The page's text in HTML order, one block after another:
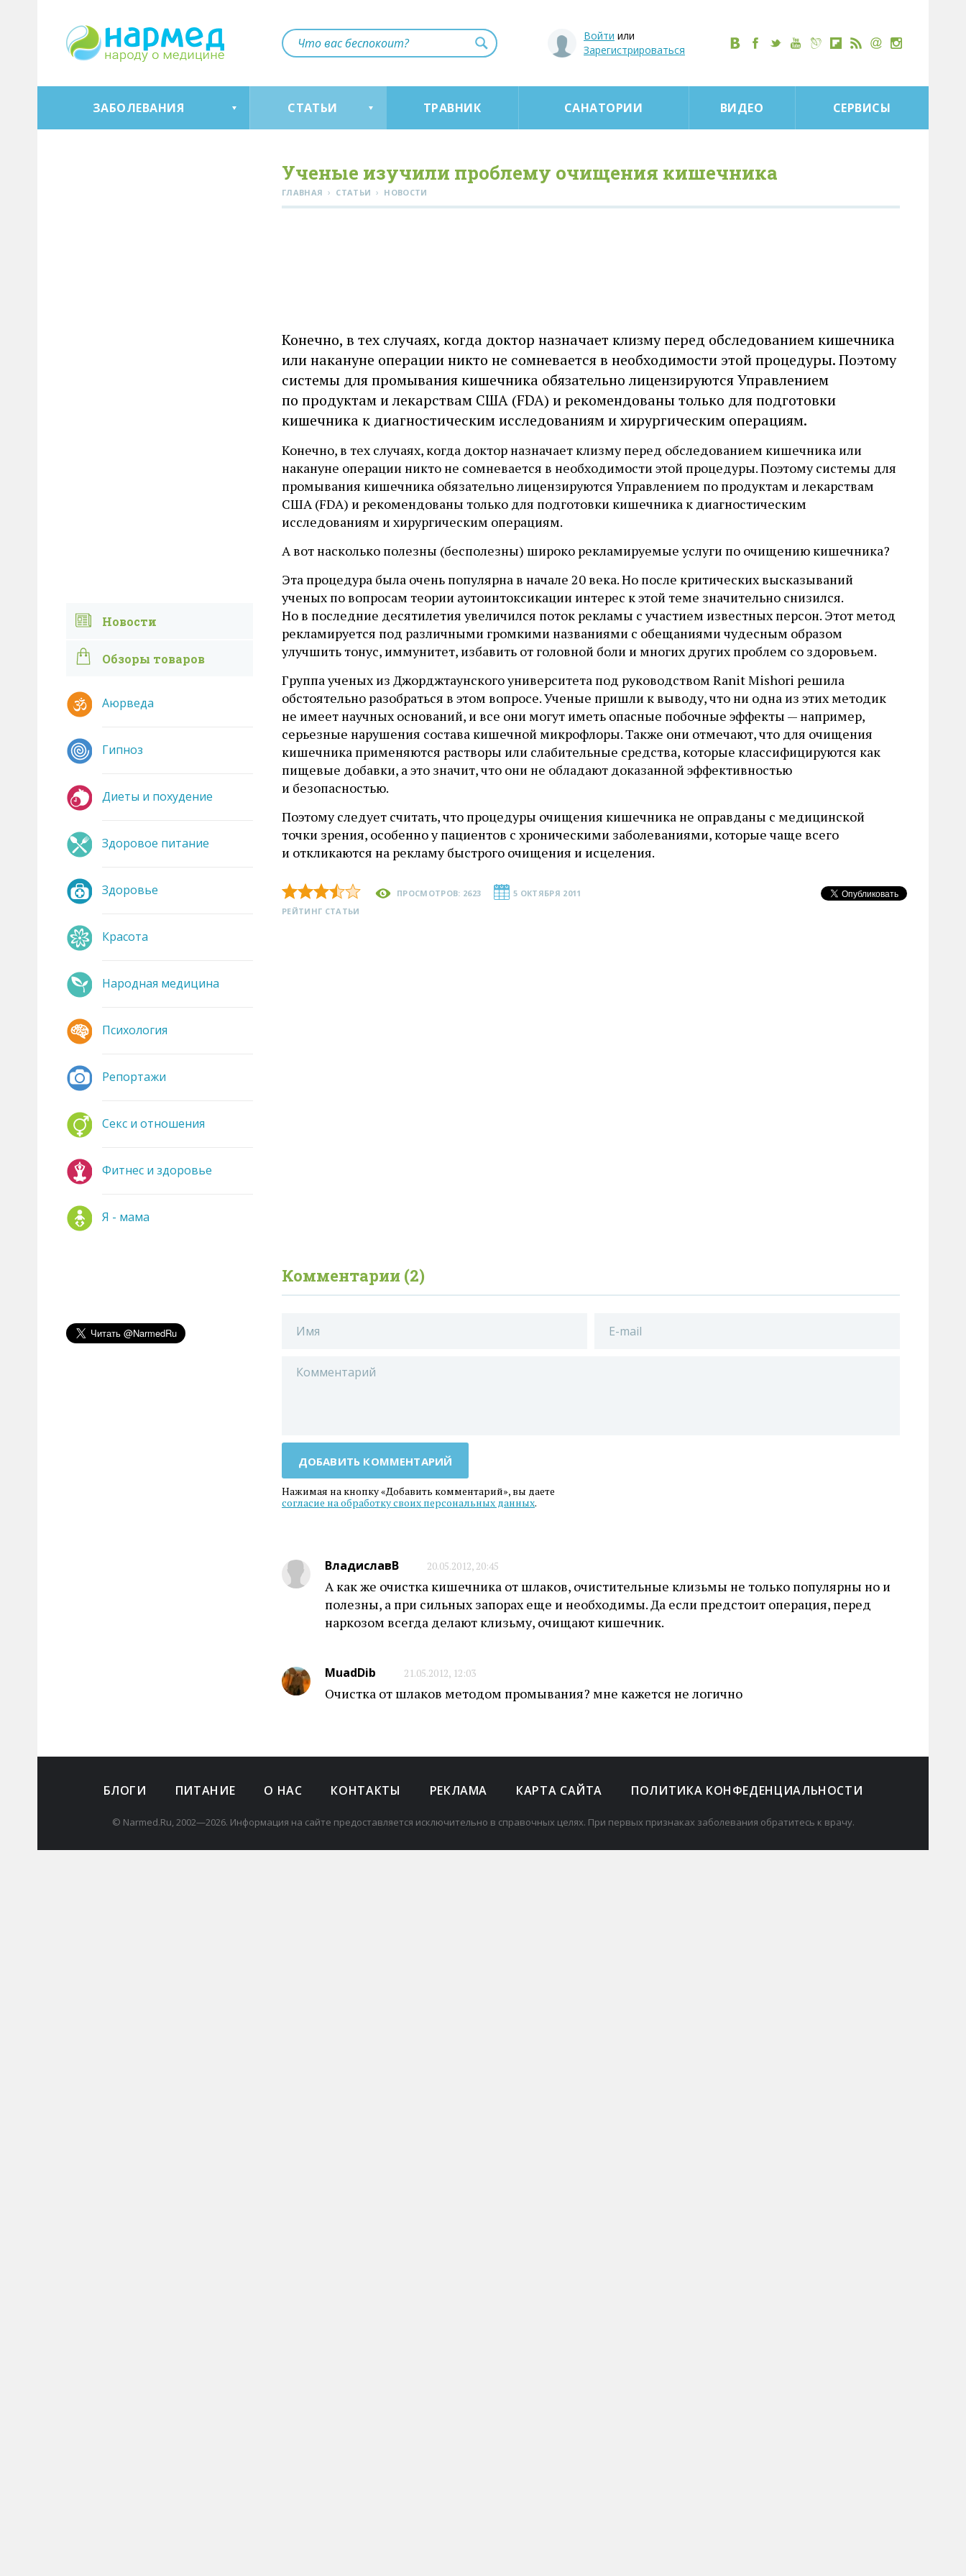
Войти или
Зарегистрироваться
ЗАБОЛЕВАНИЯ СТАТЬИ ТРАВНИК САНАТОРИИ ВИДЕО СЕРВИСЫ
Ученые изучили проблему очищения кишечника
ГЛАВНАЯ › СТАТЬИ › НОВОСТИ
Конечно, в тех случаях, когда доктор назначает клизму перед обследованием кишечника
или накануне операции никто не сомневается в необходимости этой процедуры. Поэтому
системы для промывания кишечника обязательно лицензируются Управлением
по продуктам и лекарствам США (FDA) и рекомендованы только для подготовки
кишечника к диагностическим исследованиям и хирургическим операциям.
Конечно, в тех случаях, когда доктор назначает клизму перед обследованием кишечника или
накануне операции никто не сомневается в необходимости этой процедуры. Поэтому системы для
промывания кишечника обязательно лицензируются Управлением по продуктам и лекарствам
США (FDA) и рекомендованы только для подготовки кишечника к диагностическим
исследованиям и хирургическим операциям.
А вот насколько полезны (бесполезны) широко рекламируемые услуги по очищению кишечника?
Эта процедура была очень популярна в начале 20 века. Но после критических высказываний
ученых по вопросам теории аутоинтоксикации интерес к этой теме значительно снизился.
Но в последние десятилетия увеличился поток рекламы с участием известных персон. Этот метод
рекламируется под различными громкими названиями с обещаниями чудесным образом
улучшить тонус, иммунитет, избавить от головной боли и многих других проблем со здоровьем.
Группа ученых из Джорджтаунского университета под руководством Ranit Mishori решила
обстоятельно разобраться в этом вопросе. Ученые пришли к выводу, что ни одна из этих методик
не имеет научных оснований, и все они могут иметь опасные побочные эффекты — например,
серьезные нарушения состава кишечной микрофлоры. Также они отмечают, что для очищения
кишечника применяются растворы или слабительные средства, которые классифицируются как
пищевые добавки, а это значит, что они не обладают доказанной эффективностью
и безопасностью.
Поэтому следует считать, что процедуры очищения кишечника не оправданы с медицинской
точки зрения, особенно у пациентов с хроническими заболеваниями, которые чаще всего
и откликаются на рекламу быстрого очищения и исцеления.
РЕЙТИНГ СТАТЬИ
ПРОСМОТРОВ: 2623 5 ОКТЯБРЯ 2011
Комментарии (2)
ДОБАВИТЬ КОММЕНТАРИЙ
Нажимая на кнопку «Добавить комментарий», вы даете
согласие на обработку своих персональных данных.
ВладиславВ 20.05.2012, 20:45
А как же очистка кишечника от шлаков, очистительные клизьмы не только популярны но и
полезны, а при сильных запорах еще и необходимы. Да если предстоит операция, перед
наркозом всегда делают клизьму, очищают кишечник.
MuadDib 21.05.2012, 12:03
Очистка от шлаков методом промывания? мне кажется не логично
Новости
Обзоры товаров
Аюрведа
Гипноз
Диеты и похудение
Здоровое питание
Здоровье
Красота
Народная медицина
Психология
Репортажи
Секс и отношения
Фитнес и здоровье
Я - мама
БЛОГИ ПИТАНИЕ О НАС КОНТАКТЫ РЕКЛАМА КАРТА САЙТА ПОЛИТИКА КОНФЕДЕНЦИАЛЬНОСТИ
© Narmed.Ru, 2002—2026. Информация на сайте предоставляется исключительно в справочных целях. При первых признаках заболевания обратитесь к врачу.